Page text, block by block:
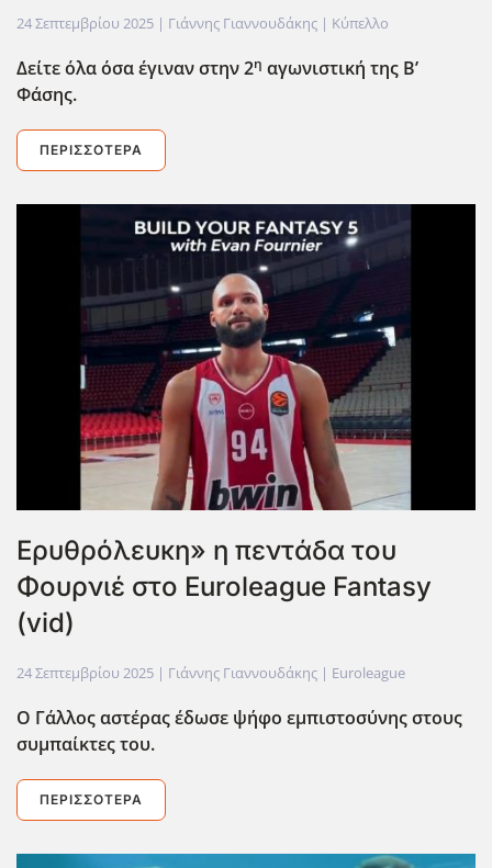
24 Σεπτεμβρίου 2025 | Γιάννης Γιαννουδάκης | Κύπελλο
Δείτε όλα όσα έγιναν στην 2η αγωνιστική της Β’
Φάσης.
ΠΕΡΙΣΣΌΤΕΡΑ
Ερυθρόλευκη» η πεντάδα του
Φουρνιέ στο Euroleague Fantasy
(vid)
24 Σεπτεμβρίου 2025 | Γιάννης Γιαννουδάκης | Euroleague
Ο Γάλλος αστέρας έδωσε ψήφο εμπιστοσύνης στους
συμπαίκτες του.
ΠΕΡΙΣΣΌΤΕΡΑ